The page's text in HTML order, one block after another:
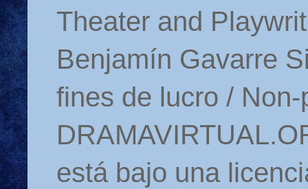
Theater and
Benjamín Gavarre
fines de lucro /
está bajo una